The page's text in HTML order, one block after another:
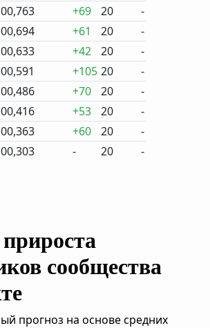
+69 20
-
+61 20
-
+42 20
-
+105 20
-
+70 20
-
+53 20
-
+60 20
-
- 20 -
сообщества
прогноз на основе средних